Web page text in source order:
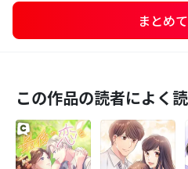
まとめ
この作品の読者によく